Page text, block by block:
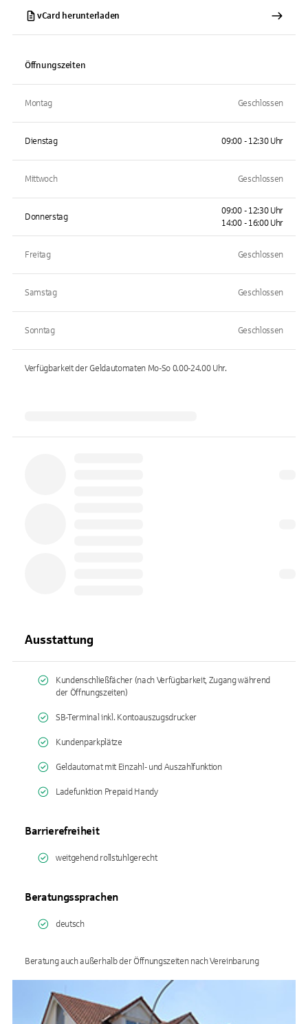
vCard herunterladen
Öffnungszeiten
Montag Geschlossen
Dienstag 09:00 - 12:30 Uhr
Mittwoch Geschlossen
Donnerstag
09:00 - 12:30 Uhr
14:00 - 16:00 Uhr
Freitag Geschlossen
Samstag Geschlossen
Sonntag Geschlossen
Verfügbarkeit der Geldautomaten Mo-So 0.00-24.00Uhr.
Ausstattung
Kundenschließfächer (nach Verfügbarkeit, Zugang während
der Öffnungszeiten)
SB-Terminal inkl. Kontoauszugsdrucker
Kundenparkplätze
Geldautomat mit Einzahl- und Auszahlfunktion
Ladefunktion Prepaid Handy
Barrierefreiheit
weitgehend rollstuhlgerecht
Beratungssprachen
deutsch
Beratung auch außerhalb der Öffnungszeiten nach Vereinbarung